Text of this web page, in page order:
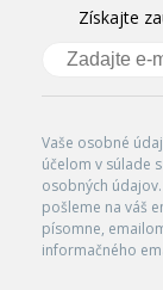
Získajte
Vaše osobné
účelom v súlade
osobných
pošleme na váš
písomne,
informačného